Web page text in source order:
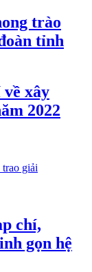
trào
tỉnh
về xây
2022
trao giải
chí,
gọn hệ